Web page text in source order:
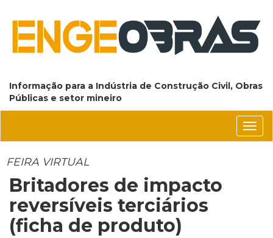
Informação para a Indústria de Construção Civil, Obras
Públicas e setor mineiro
FEIRA VIRTUAL
Britadores de impacto
reversíveis terciários
(ficha de produto)